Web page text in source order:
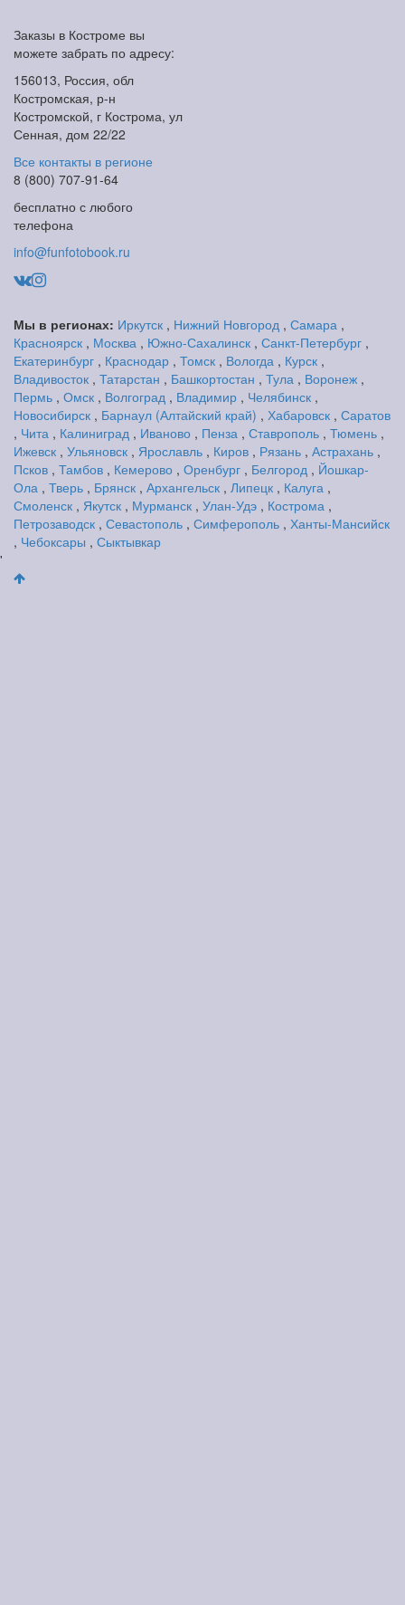
Заказы в Костроме вы
можете забрать по адресу:
156013, Россия, обл
Костромская, р-н
Костромской, г Кострома, ул
Сенная, дом 22/22
Все контакты в регионе
8 (800) 707-91-64
бесплатно с любого
телефона
info@funfotobook.ru
Мы в регионах: Иркутск , Нижний Новгород , Самара ,
Красноярск , Москва , Южно-Сахалинск , Санкт-Петербург ,
Екатеринбург , Краснодар , Томск , Вологда , Курск ,
Владивосток , Татарстан , Башкортостан , Тула , Воронеж ,
Пермь , Омск , Волгоград , Владимир , Челябинск ,
Новосибирск , Барнаул (Алтайский край) , Хабаровск , Саратов
, Чита , Калиниград , Иваново , Пенза , Ставрополь , Тюмень ,
Ижевск , Ульяновск , Ярославль , Киров , Рязань , Астрахань ,
Псков , Тамбов , Кемерово , Оренбург , Белгород , Йошкар-
Ола , Тверь , Брянск , Архангельск , Липецк , Калуга ,
Смоленск , Якутск , Мурманск , Улан-Удэ , Кострома ,
Петрозаводск , Севастополь , Симферополь , Ханты-Мансийск
, Чебоксары , Сыктывкар
'